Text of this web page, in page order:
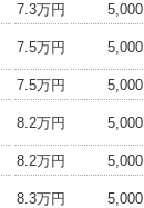
7.3万円
7.5万円
7.5万円
8.2万円
8.2万円
8.3万円